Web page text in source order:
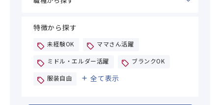
特徴から探す
未経験OK ママさん活躍
ミドル・エルダー活躍 ブランクOK
服装自由 全て表示